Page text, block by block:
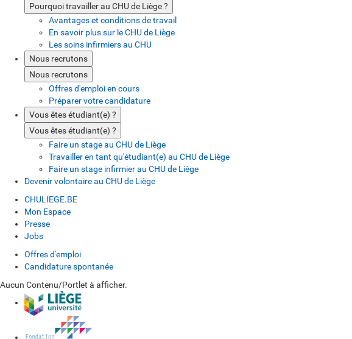
Pourquoi travailler au CHU de Liège ?
Avantages et conditions de travail
En savoir plus sur le CHU de Liège
Les soins infirmiers au CHU
Nous recrutons
Nous recrutons
Offres d'emploi en cours
Préparer votre candidature
Vous êtes étudiant(e) ?
Vous êtes étudiant(e) ?
Faire un stage au CHU de Liège
Travailler en tant qu'étudiant(e) au CHU de Liège
Faire un stage infirmier au CHU de Liège
Devenir volontaire au CHU de Liège
CHULIEGE.BE
Mon Espace
Presse
Jobs
Offres d'emploi
Candidature spontanée
Aucun Contenu/Portlet à afficher.